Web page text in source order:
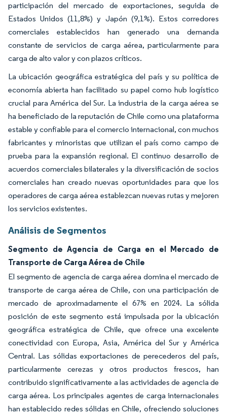
participación del mercado de exportaciones, seguida de
Estados Unidos (11,8%) y Japón (9,1%). Estos corredores
comerciales establecidos han generado una demanda
constante de servicios de carga aérea, particularmente para
carga de alto valor y con plazos críticos.
La ubicación geográfica estratégica del país y su política de
economía abierta han facilitado su papel como hub logístico
crucial para América del Sur. La industria de la carga aérea se
ha beneficiado de la reputación de Chile como una plataforma
estable y confiable para el comercio internacional, con muchos
fabricantes y minoristas que utilizan el país como campo de
prueba para la expansión regional. El continuo desarrollo de
acuerdos comerciales bilaterales y la diversificación de socios
comerciales han creado nuevas oportunidades para que los
operadores de carga aérea establezcan nuevas rutas y mejoren
los servicios existentes.
Análisis de Segmentos
Segmento de Agencia de Carga en el Mercado de
Transporte de Carga Aérea de Chile
El segmento de agencia de carga aérea domina el mercado de
transporte de carga aérea de Chile, con una participación de
mercado de aproximadamente el 67% en 2024. La sólida
posición de este segmento está impulsada por la ubicación
geográfica estratégica de Chile, que ofrece una excelente
conectividad con Europa, Asia, América del Sur y América
Central. Las sólidas exportaciones de perecederos del país,
particularmente cerezas y otros productos frescos, han
contribuido significativamente a las actividades de agencia de
carga aérea. Los principales agentes de carga internacionales
han establecido redes sólidas en Chile, ofreciendo soluciones